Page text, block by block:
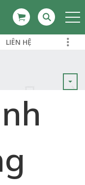
LIÊN HỆ